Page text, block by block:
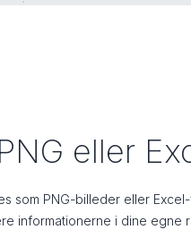
eller
som PNG-billeder eller
informationerne i dine egne